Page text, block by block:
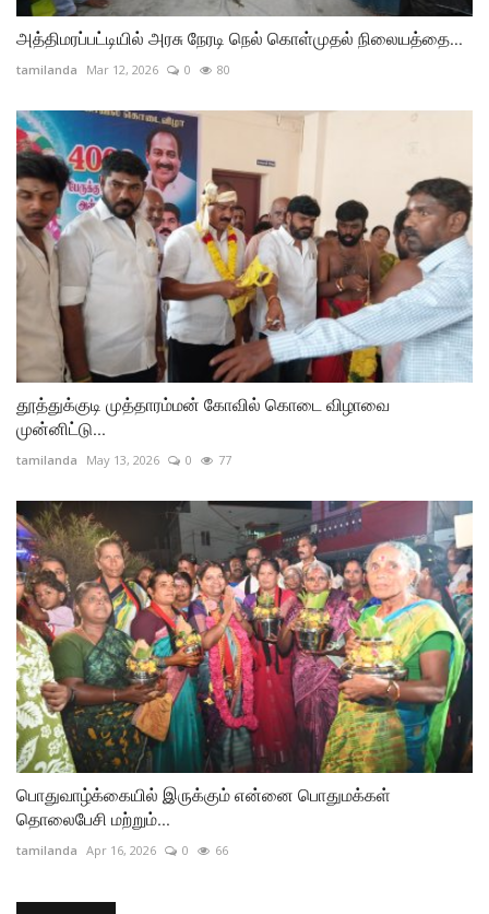
அத்திமரப்பட்டியில் அரசு நேரடி நெல் கொள்முதல் நிலையத்தை...
tamilanda Mar 12, 2026 0 80
தூத்துக்குடி முத்தாரம்மன் கோவில் கொடை விழாவை
முன்னிட்டு...
tamilanda May 13, 2026 0 77
பொதுவாழ்க்கையில் இருக்கும் என்னை பொதுமக்கள்
தொலைபேசி மற்றும்...
tamilanda Apr 16, 2026 0 66